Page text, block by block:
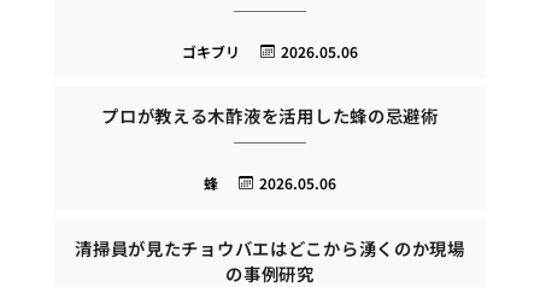
2026.05.06
ゴキブリ
プロが教える木酢液を活用した蜂の忌避術
2026.05.06
蜂
清掃員が見たチョウバエはどこから湧くのか現場
の事例研究